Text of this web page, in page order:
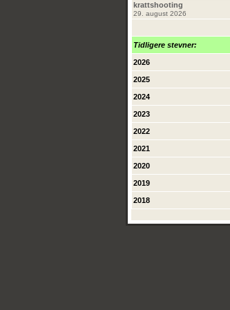
krattshooting
29. august 2026
Tidligere stevner:
2026
2025
2024
2023
2022
2021
2020
2019
2018